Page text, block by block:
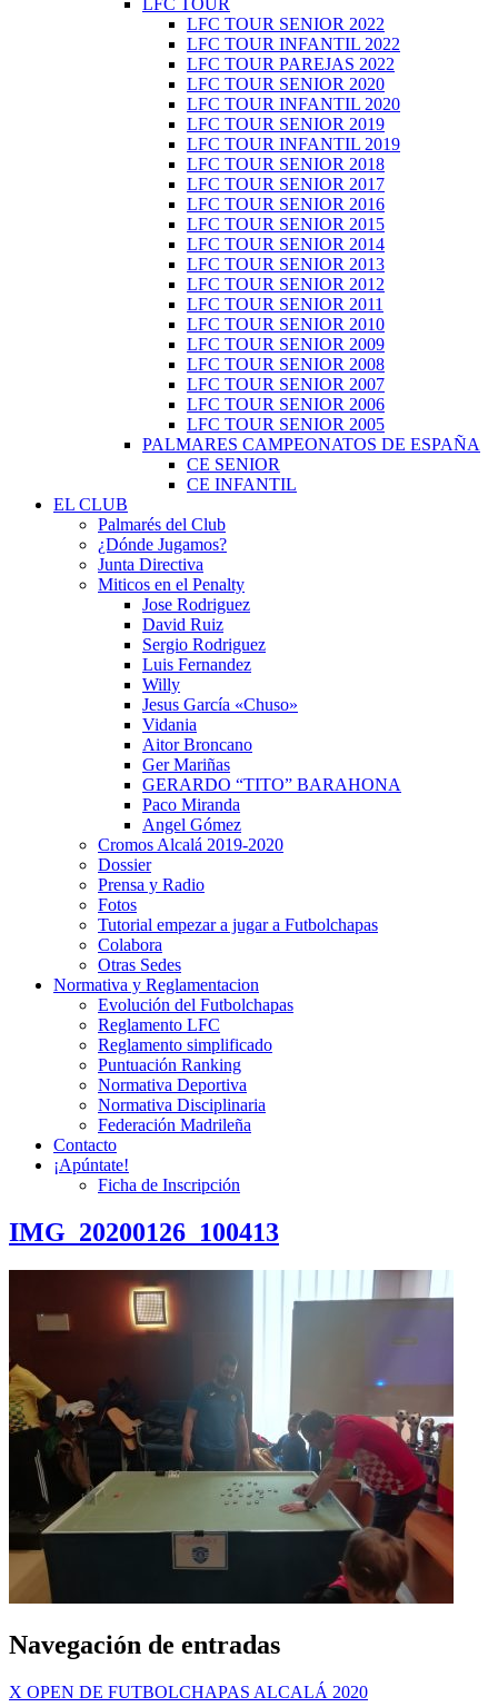
LFC TOUR
LFC TOUR SENIOR 2022
LFC TOUR INFANTIL 2022
LFC TOUR PAREJAS 2022
LFC TOUR SENIOR 2020
LFC TOUR INFANTIL 2020
LFC TOUR SENIOR 2019
LFC TOUR INFANTIL 2019
LFC TOUR SENIOR 2018
LFC TOUR SENIOR 2017
LFC TOUR SENIOR 2016
LFC TOUR SENIOR 2015
LFC TOUR SENIOR 2014
LFC TOUR SENIOR 2013
LFC TOUR SENIOR 2012
LFC TOUR SENIOR 2011
LFC TOUR SENIOR 2010
LFC TOUR SENIOR 2009
LFC TOUR SENIOR 2008
LFC TOUR SENIOR 2007
LFC TOUR SENIOR 2006
LFC TOUR SENIOR 2005
PALMARES CAMPEONATOS DE ESPAÑA
CE SENIOR
CE INFANTIL
EL CLUB
Palmarés del Club
¿Dónde Jugamos?
Junta Directiva
Miticos en el Penalty
Jose Rodriguez
David Ruiz
Sergio Rodriguez
Luis Fernandez
Willy
Jesus García «Chuso»
Vidania
Aitor Broncano
Ger Mariñas
GERARDO “TITO” BARAHONA
Paco Miranda
Angel Gómez
Cromos Alcalá 2019-2020
Dossier
Prensa y Radio
Fotos
Tutorial empezar a jugar a Futbolchapas
Colabora
Otras Sedes
Normativa y Reglamentacion
Evolución del Futbolchapas
Reglamento LFC
Reglamento simplificado
Puntuación Ranking
Normativa Deportiva
Normativa Disciplinaria
Federación Madrileña
Contacto
¡Apúntate!
Ficha de Inscripción
IMG_20200126_100413
Navegación de entradas
X OPEN DE FUTBOLCHAPAS ALCALÁ 2020